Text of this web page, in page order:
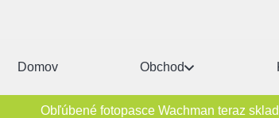
Domov Obchod
Obľúbené fotopasce Wachman teraz